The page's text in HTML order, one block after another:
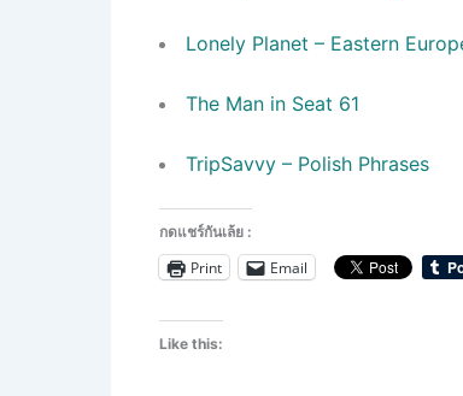
Lonely Planet – Eastern
The Man in Seat 61
TripSavvy – Polish Phrases
กดแชร์กันเล้ย :
Print Email
Like this: